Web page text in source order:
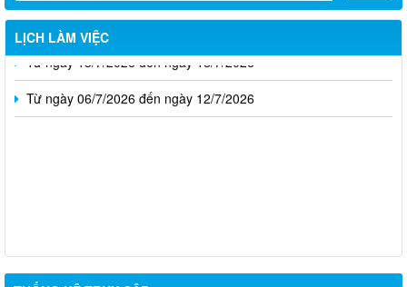
LỊCH LÀM VIỆC
Từ ngày 20/7/2026 đến ngày 26/7/2026
Từ ngày 13/7/2026 đến ngày 18/7/2026
Từ ngày 06/7/2026 đến ngày 12/7/2026